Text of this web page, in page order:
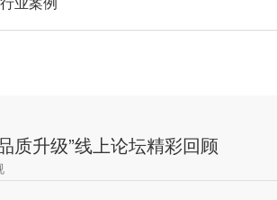
质升级”线上论坛精彩回顾